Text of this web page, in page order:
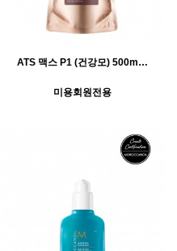
ATS 맥스 P1 (건강모) 500m…
미용회원전용